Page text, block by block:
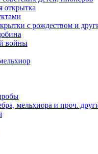
открытка
с рождеством и
войны
мельхиора и проч.